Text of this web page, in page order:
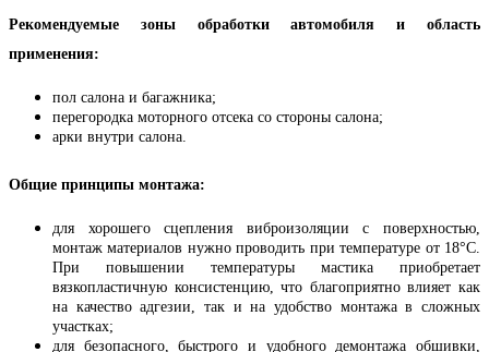
Рекомендуемые зоны обработки автомобиля и область
применения:
пол салона и багажника;
перегородка моторного отсека со стороны салона;
арки внутри салона.
Общие принципы монтажа:
для хорошего сцепления виброизоляции с поверхностью,
монтаж материалов нужно проводить при температуре от 18°C.
При повышении температуры мастика приобретает
вязкопластичную консистенцию, что благоприятно влияет как
на качество адгезии, так и на удобство монтажа в сложных
участках;
для безопасного, быстрого и удобного демонтажа обшивки,